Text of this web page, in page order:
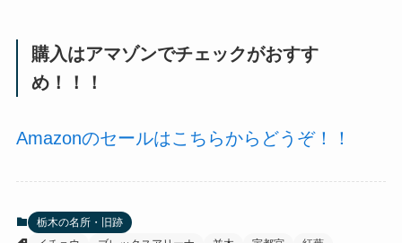
購入はアマゾンでチェックがおすす
め！！！
Amazonのセールはこちらからどうぞ！！
栃木の名所・旧跡